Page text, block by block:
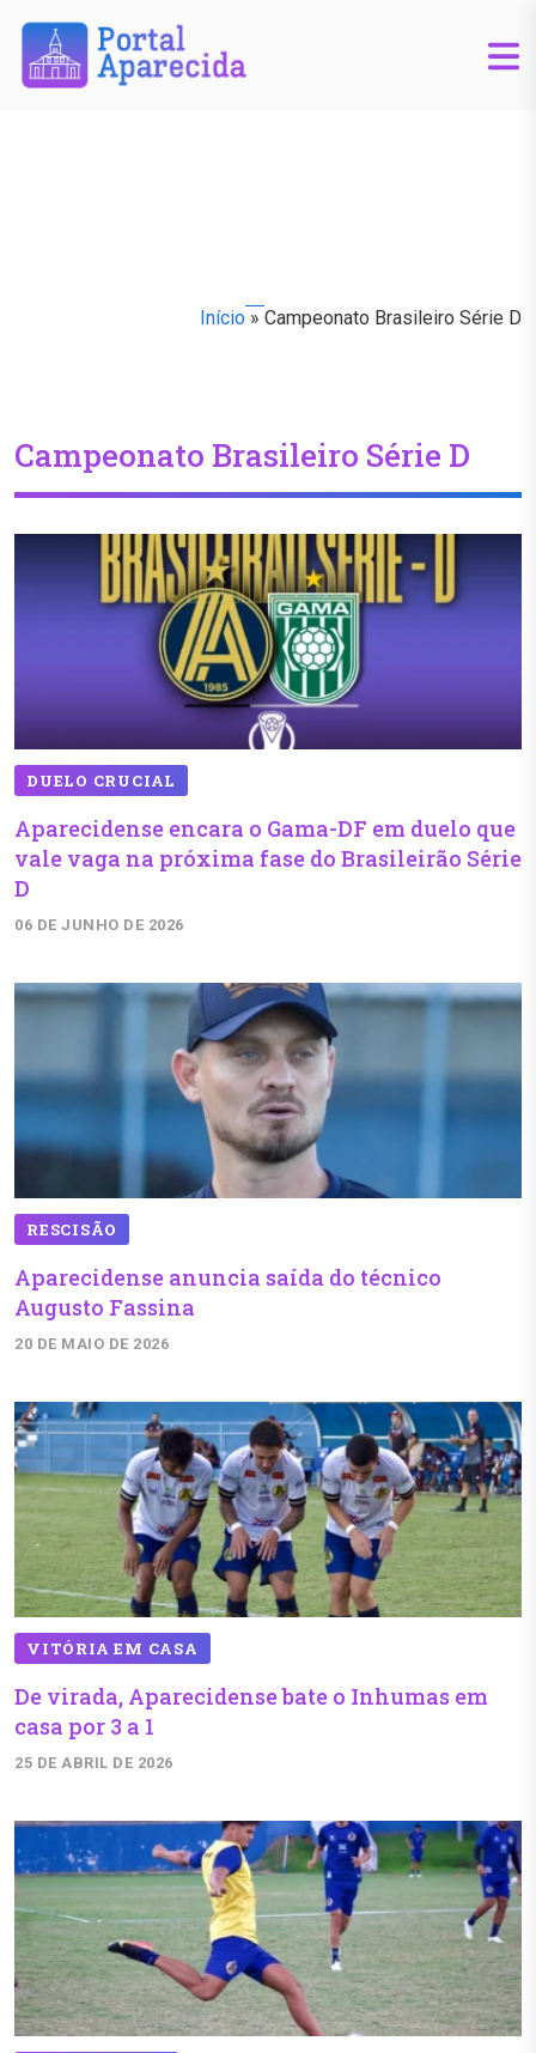
Início » Campeonato Brasileiro Série D
Campeonato Brasileiro Série D
DUELO CRUCIAL
Aparecidense encara o Gama-DF em duelo que
vale vaga na próxima fase do Brasileirão Série
D
06 DE JUNHO DE 2026
RESCISÃO
Aparecidense anuncia saída do técnico
Augusto Fassina
20 DE MAIO DE 2026
VITÓRIA EM CASA
De virada, Aparecidense bate o Inhumas em
casa por 3 a 1
25 DE ABRIL DE 2026